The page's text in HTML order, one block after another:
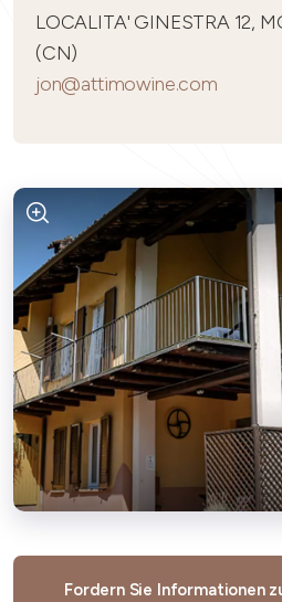
LOCALITA' GINESTRA 12,
(CN)
jon@attimowine.com
Fordern Sie Informationen